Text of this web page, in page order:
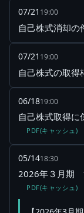
07/21 19:00
自己株式消却の
07/21 19:00
自己株式の取得
06/1819:00
自己株式取得に
PDF(キャッシュ)
05/1418:30
2026年３月期
PDF(キャッシュ)